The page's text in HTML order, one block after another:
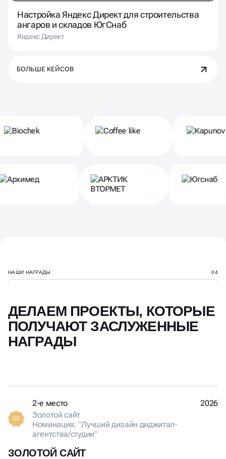
Настройка Яндекс Директ для строительства
ангаров и складов ЮгСнаб
Яндекс Директ
БОЛЬШЕ КЕЙСОВ
НАШИ НАГРАДЫ 04
ДЕЛАЕМ ПРОЕКТЫ, КОТОРЫЕ
ПОЛУЧАЮТ ЗАСЛУЖЕННЫЕ
НАГРАДЫ
ЗОЛОТОЙ САЙТ
GS
2-е место
Золотой сайт
Номинация: "Лучший дизайн диджитал-
агентства/студии"
2026